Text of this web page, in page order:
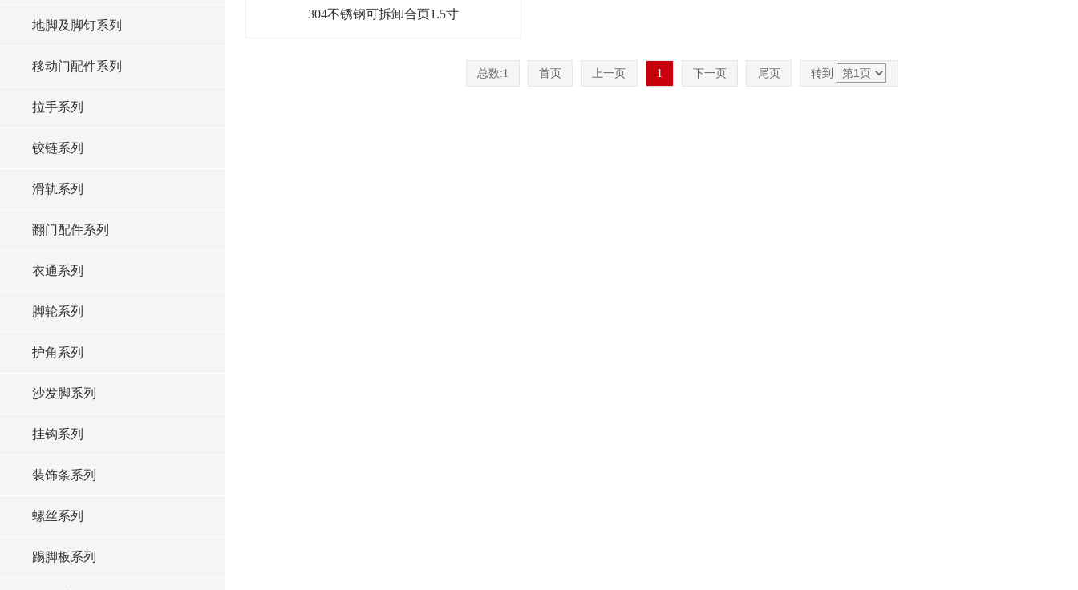
地脚及脚钉系列
移动门配件系列
拉手系列
铰链系列
滑轨系列
翻门配件系列
衣通系列
脚轮系列
护角系列
沙发脚系列
挂钩系列
装饰条系列
螺丝系列
踢脚板系列
304不锈钢可拆卸合页1.5寸
总数:1 首页 上一页 1 下一页 尾页 转到